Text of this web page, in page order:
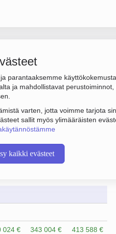
parantaaksemme käyttökokemusta.
ja mahdollistavat perustoiminnot,
varten, jotta voimme tarjota
sallit myös ylimääräisten
kaikki evästeet
valmistus,
024 € 343 004 € 413 588 €